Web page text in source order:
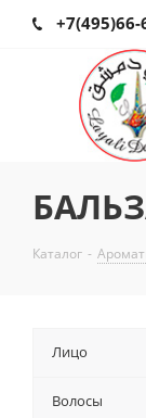
+7(495)66-
Каталог -
Лицо
Волосы